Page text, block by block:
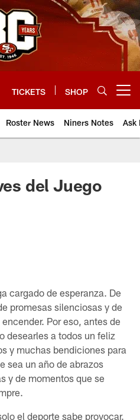
TICKETS SHOP
Roster News Niners Notes Ask
del Juego
cargado de esperanza. De
promesas silenciosas y de
Por eso, antes de
desearles a todos un feliz
y muchas bendiciones para
sea un año de abrazos
y de momentos que se
el deporte sabe provocar.